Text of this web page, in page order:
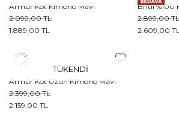
Armür Kot Kimono Mavi
1.889,00 TL
2.099,00 TL
2.609,00 TL
2.899,00 TL
TÜKENDI
Armür Kot Uzun Kimono Mavi
2.159,00 TL
2.399,00 TL